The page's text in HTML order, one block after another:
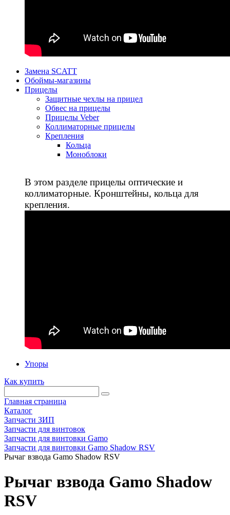
Замена SCATT
Обоймы-магазины
Прицелы
Защитные чехлы на прицел
Обвес на прицелы
Прицелы Veber
Коллиматорные прицелы
Крепления
Кольца
Моноблоки
В этом разделе прицелы оптические и
коллиматорные. Кронштейны, кольца для
крепления.
Упоры
Как купить
Главная страница
Каталог
Запчасти ЗИП
Запчасти для винтовок
Запчасти для винтовки Gamo
Запчасти для винтовки Gamo Shadow RSV
Рычаг взвода Gamo Shadow RSV
Рычаг взвода Gamo Shadow
RSV